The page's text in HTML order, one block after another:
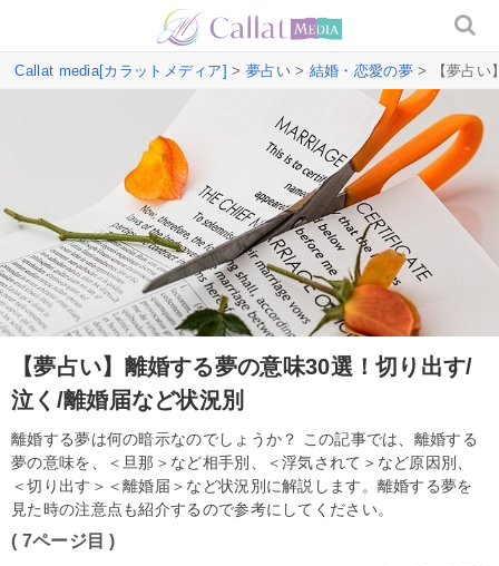
Callat media[カラットメディア] > 夢占い> 結婚・恋愛の夢> 【夢占い
【夢占い】離婚する夢の意味30選！切り出す/
泣く/離婚届など状況別
離婚する夢は何の暗示なのでしょうか？ この記事では、離婚する
夢の意味を、＜旦那＞など相手別、＜浮気されて＞など原因別、
＜切り出す＞＜離婚届＞など状況別に解説します。離婚する夢を
見た時の注意点も紹介するので参考にしてください。
( 7ページ目 )